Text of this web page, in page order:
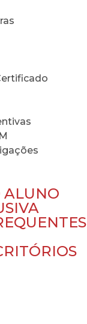
ALUNO